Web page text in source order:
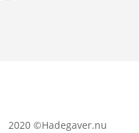
2020 ©Hadegaver.nu